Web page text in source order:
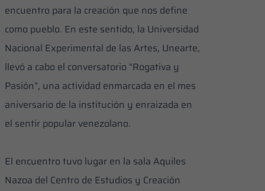
encuentro para la creación que nos define
como pueblo. En este sentido, la Universidad
Nacional Experimental de las Artes, Unearte,
llevó a cabo el conversatorio “Rogativa y
Pasión”, una actividad enmarcada en el mes
aniversario de la institución y enraizada en
el sentir popular venezolano.
El encuentro tuvo lugar en la sala Aquiles
Nazoa del Centro de Estudios y Creación